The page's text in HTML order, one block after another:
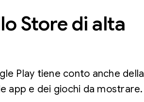
Store di alta
Play tiene conto anche della
app e dei giochi da mostrare.